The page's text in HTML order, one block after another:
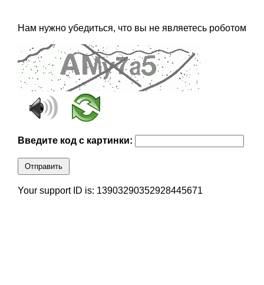
Нам нужно убедиться, что вы не являетесь роботом
Введите код с картинки:
Отправить
Your support ID is: 13903290352928445671